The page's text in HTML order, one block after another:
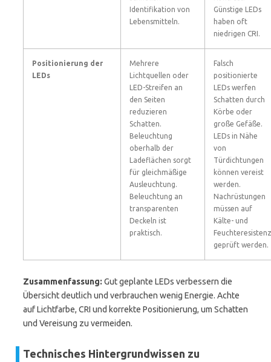
Identifikation von
Lebensmitteln.
Günstige LEDs
haben oft
niedrigen CRI.
Positionierung der
LEDs
Mehrere
Lichtquellen oder
LED-Streifen an
den Seiten
reduzieren
Schatten.
Beleuchtung
oberhalb der
Ladeflächen sorgt
für gleichmäßige
Ausleuchtung.
Beleuchtung an
transparenten
Deckeln ist
praktisch.
Falsch
positionierte
LEDs werfen
Schatten durch
Körbe oder
große Gefäße.
LEDs in Nähe
von
Türdichtungen
können vereist
werden.
Nachrüstungen
müssen auf
Kälte- und
Feuchteresistenz
geprüft werden.
Zusammenfassung: Gut geplante LEDs verbessern die
Übersicht deutlich und verbrauchen wenig Energie. Achte
auf Lichtfarbe, CRI und korrekte Positionierung, um Schatten
und Vereisung zu vermeiden.
Technisches Hintergrundwissen zu